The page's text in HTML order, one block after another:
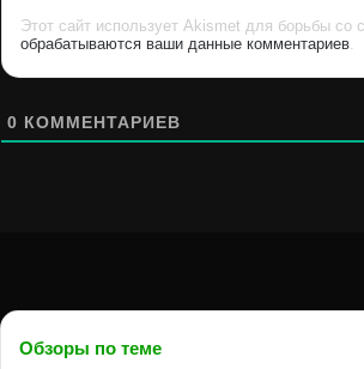
Этот сайт использует Akismet для борьбы со
обрабатываются ваши данные комментариев.
0 КОММЕНТАРИЕВ
Обзоры по теме